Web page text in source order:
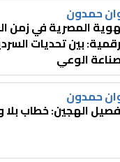
حمدون
المصرية في زمن
بين تحديات
الوعي
حمدون
الهجين: خطاب